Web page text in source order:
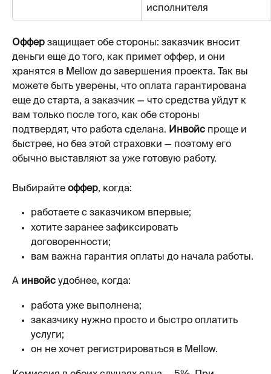
исполнителя
Оффер защищает обе стороны: заказчик вносит
деньги еще до того, как примет оффер, и они
хранятся в Mellow до завершения проекта. Так вы
можете быть уверены, что оплата гарантирована
еще до старта, а заказчик — что средства уйдут к
вам только после того, как обе стороны
подтвердят, что работа сделана. Инвойс проще и
быстрее, но без этой страховки — поэтому его
обычно выставляют за уже готовую работу.
Выбирайте оффер, когда:
работаете с заказчиком впервые;
хотите заранее зафиксировать
договоренности;
вам важна гарантия оплаты до начала работы.
А инвойс удобнее, когда:
работа уже выполнена;
заказчику нужно просто и быстро оплатить
услуги;
он не хочет регистрироваться в Mellow.